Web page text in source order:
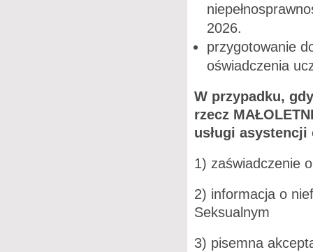
2026.
przygotowanie
oświadczenia
W przypadku,
rzecz
usługi
1) zaświadczenie
2) informacja o
Seksualnym
3) pisemna